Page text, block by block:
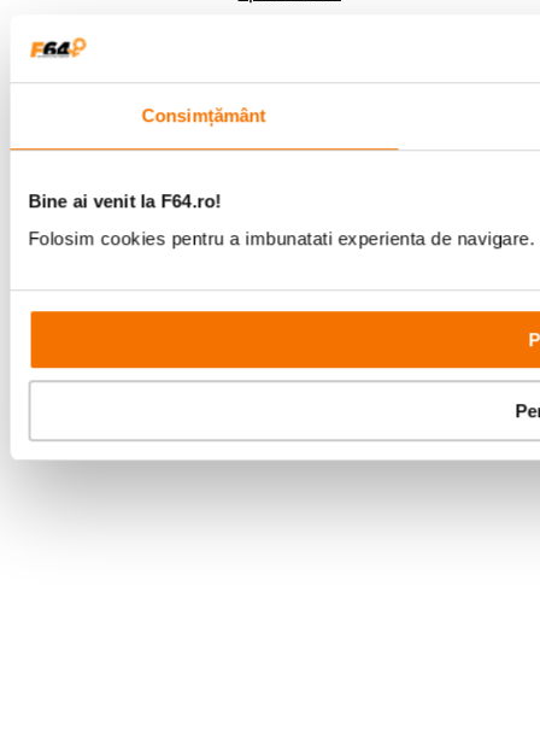
Consimțământ
Bine ai venit la F64.ro!
Folosim cookies pentru a imbunatati experienta de